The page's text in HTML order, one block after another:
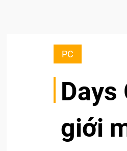
PC
Days
giới